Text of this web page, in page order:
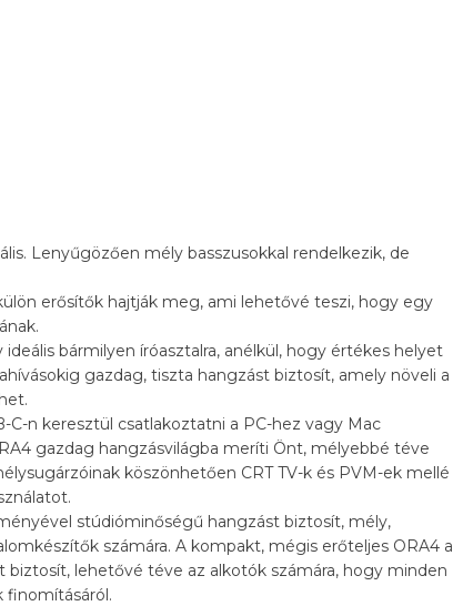
Lenyűgözően mély basszusokkal rendelkezik, de
erősítők hajtják meg, ami lehetővé teszi, hogy egy
bármilyen íróasztalra, anélkül, hogy értékes helyet
gazdag, tiszta hangzást biztosít, amely növeli a
n keresztül csatlakoztatni a PC-hez vagy Mac
gazdag hangzásvilágba meríti Önt, mélyebbé téve
köszönhetően CRT TV-k és PVM-ek mellé
stúdióminőségű hangzást biztosít, mély,
számára. A kompakt, mégis erőteljes ORA4 a
lehetővé téve az alkotók számára, hogy minden
finomításáról.